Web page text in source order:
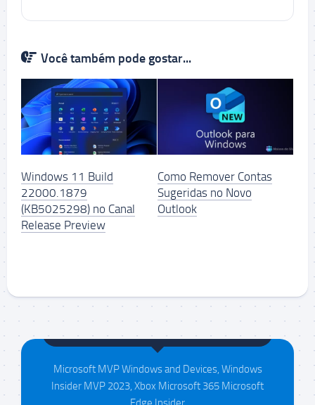
Você também pode gostar...
Windows 11 Build
22000.1879
(KB5025298) no Canal
Release Preview
Como Remover Contas
Sugeridas no Novo
Outlook
Maison da Silva
Microsoft MVP Windows and Devices, Windows
Insider MVP 2023, Xbox Microsoft 365 Microsoft